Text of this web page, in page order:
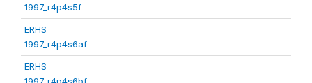
1997_r4p4s5f
ERHS
1997_r4p4s6af
ERHS
1997_r4p4s6bf